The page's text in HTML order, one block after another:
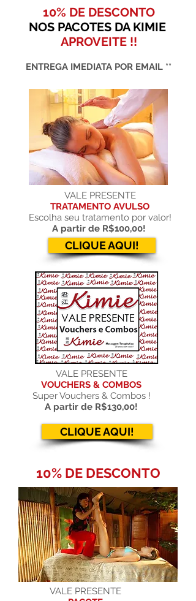
ENTREGA IMEDIATA POR EMAIL **
10% DE DESCONTO
NOS PACOTES DA KIMIE
APROVEITE !!
VALE PRESENTE
TRATAMENTO AVULSO
Escolha seu tratamento por valor!
A partir de R$100,00!
CLIQUE AQUI!
VALE PRESENTE
VOUCHERS & COMBOS
Super Vouchers & Combos !
A partir de R$130,00!
CLIQUE AQUI!
10% DE DESCONTO
VALE PRESENTE